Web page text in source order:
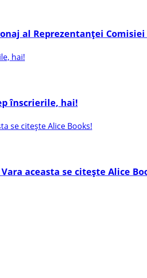
al Reprezentanței
înscrierile, hai!
aceasta se citește Alice